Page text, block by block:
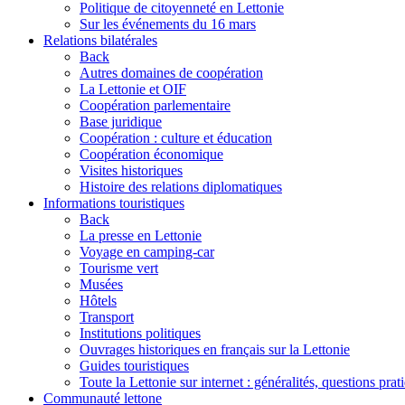
Politique de citoyenneté en Lettonie
Sur les événements du 16 mars
Relations bilatérales
Back
Autres domaines de coopération
La Lettonie et OIF
Coopération parlementaire
Base juridique
Coopération : culture et éducation
Coopération économique
Visites historiques
Histoire des relations diplomatiques
Informations touristiques
Back
La presse en Lettonie
Voyage en camping-car
Tourisme vert
Musées
Hôtels
Transport
Institutions politiques
Ouvrages historiques en français sur la Lettonie
Guides touristiques
Toute la Lettonie sur internet : généralités, questions
Communauté lettone